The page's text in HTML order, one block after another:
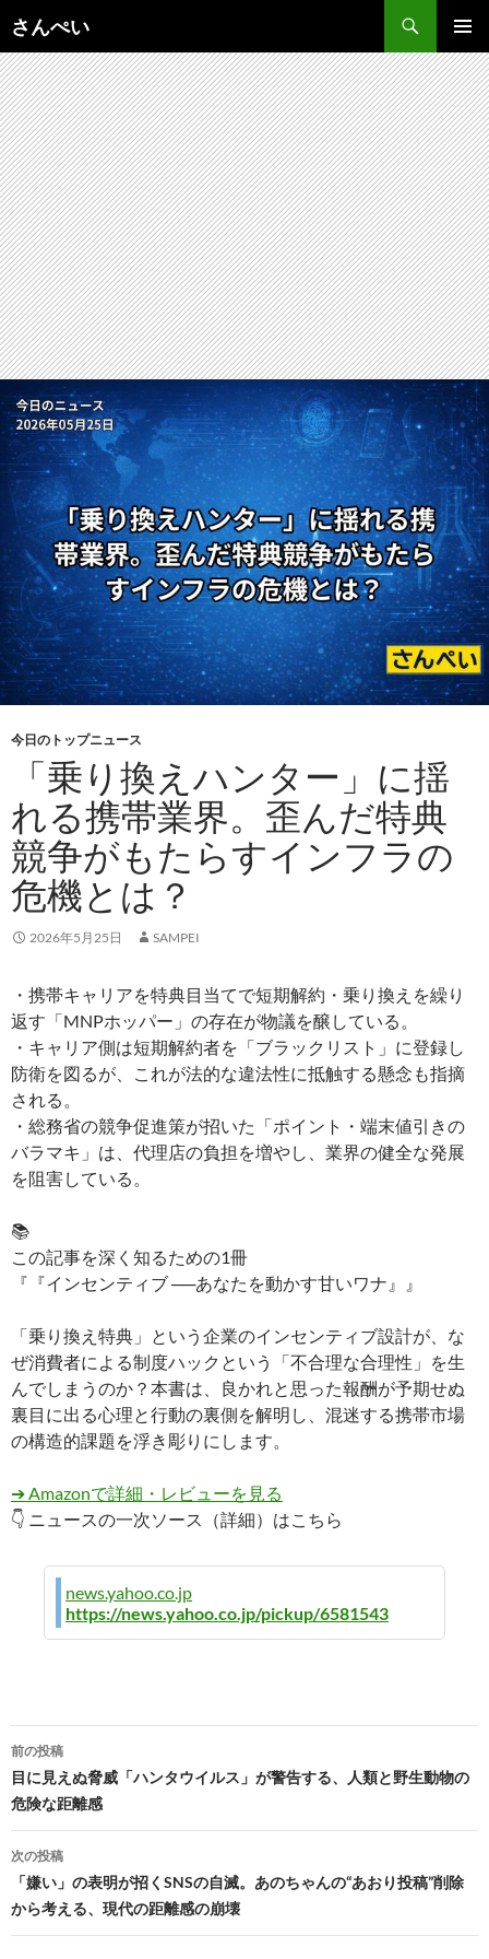
ン
テ
ン
ツ
へ
ス
キ
ッ
プ
さんぺい
メインメ
ニュー
今日のトップニュース
「乗り換えハンター」に揺
れる携帯業界。歪んだ特典
競争がもたらすインフラの
危機とは？
2026年5月25日 SAMPEI
・携帯キャリアを特典目当てで短期解約・乗り換えを繰り
返す「MNPホッパー」の存在が物議を醸している。
・キャリア側は短期解約者を「ブラックリスト」に登録し
防衛を図るが、これが法的な違法性に抵触する懸念も指摘
される。
・総務省の競争促進策が招いた「ポイント・端末値引きの
バラマキ」は、代理店の負担を増やし、業界の健全な発展
を阻害している。
📚
この記事を深く知るための1冊
『『インセンティブ ──あなたを動かす甘いワナ』』
「乗り換え特典」という企業のインセンティブ設計が、な
ぜ消費者による制度ハックという「不合理な合理性」を生
んでしまうのか？本書は、良かれと思った報酬が予期せぬ
裏目に出る心理と行動の裏側を解明し、混迷する携帯市場
の構造的課題を浮き彫りにします。
➔ Amazonで詳細・レビューを見る
👇 ニュースの一次ソース（詳細）はこちら
news.yahoo.co.jp
https://news.yahoo.co.jp/pickup/6581543
投
稿
ナ
ビ
ゲ
ー
前の投稿
目に見えぬ脅威「ハンタウイルス」が警告する、人類と野生動物の
危険な距離感
次の投稿
「嫌い」の表明が招くSNSの自滅。あのちゃんの“あおり投稿”削除
から考える、現代の距離感の崩壊